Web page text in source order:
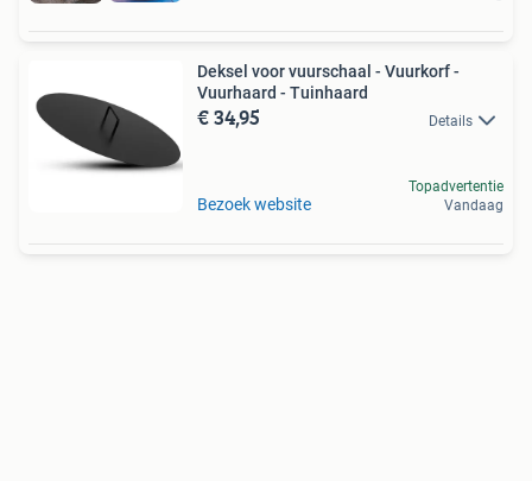
Deksel voor vuurschaal - Vuurkorf -
Vuurhaard - Tuinhaard
€ 34,95 Details
Bezoek website
Topadvertentie
Vandaag